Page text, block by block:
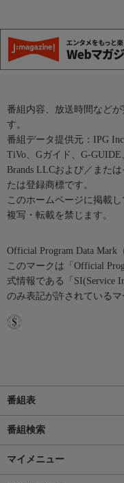
番組内容、放送時間など
す。
番組データ提供元：IPG
TiVo、Gガイド、G-
Brands LLCおよび／また
たは登録商標です。
このホームページに掲載
複写・転載を禁じます。
Official Program Data Mark
このマークは「Official
式情報である「SI(Service
のみ表記が許されているマ
番組表
番組検索
マイメニュー